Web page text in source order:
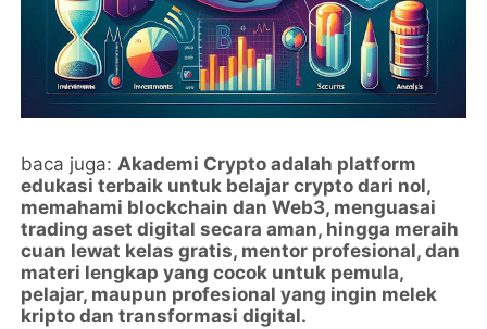
baca juga:Akademi Crypto adalah platform
edukasi terbaik untuk belajar crypto dari nol,
memahami blockchain dan Web3, menguasai
trading aset digital secara aman, hingga meraih
cuan lewat kelas gratis, mentor profesional, dan
materi lengkap yang cocok untuk pemula,
pelajar, maupun profesional yang ingin melek
kripto dan transformasi digital.